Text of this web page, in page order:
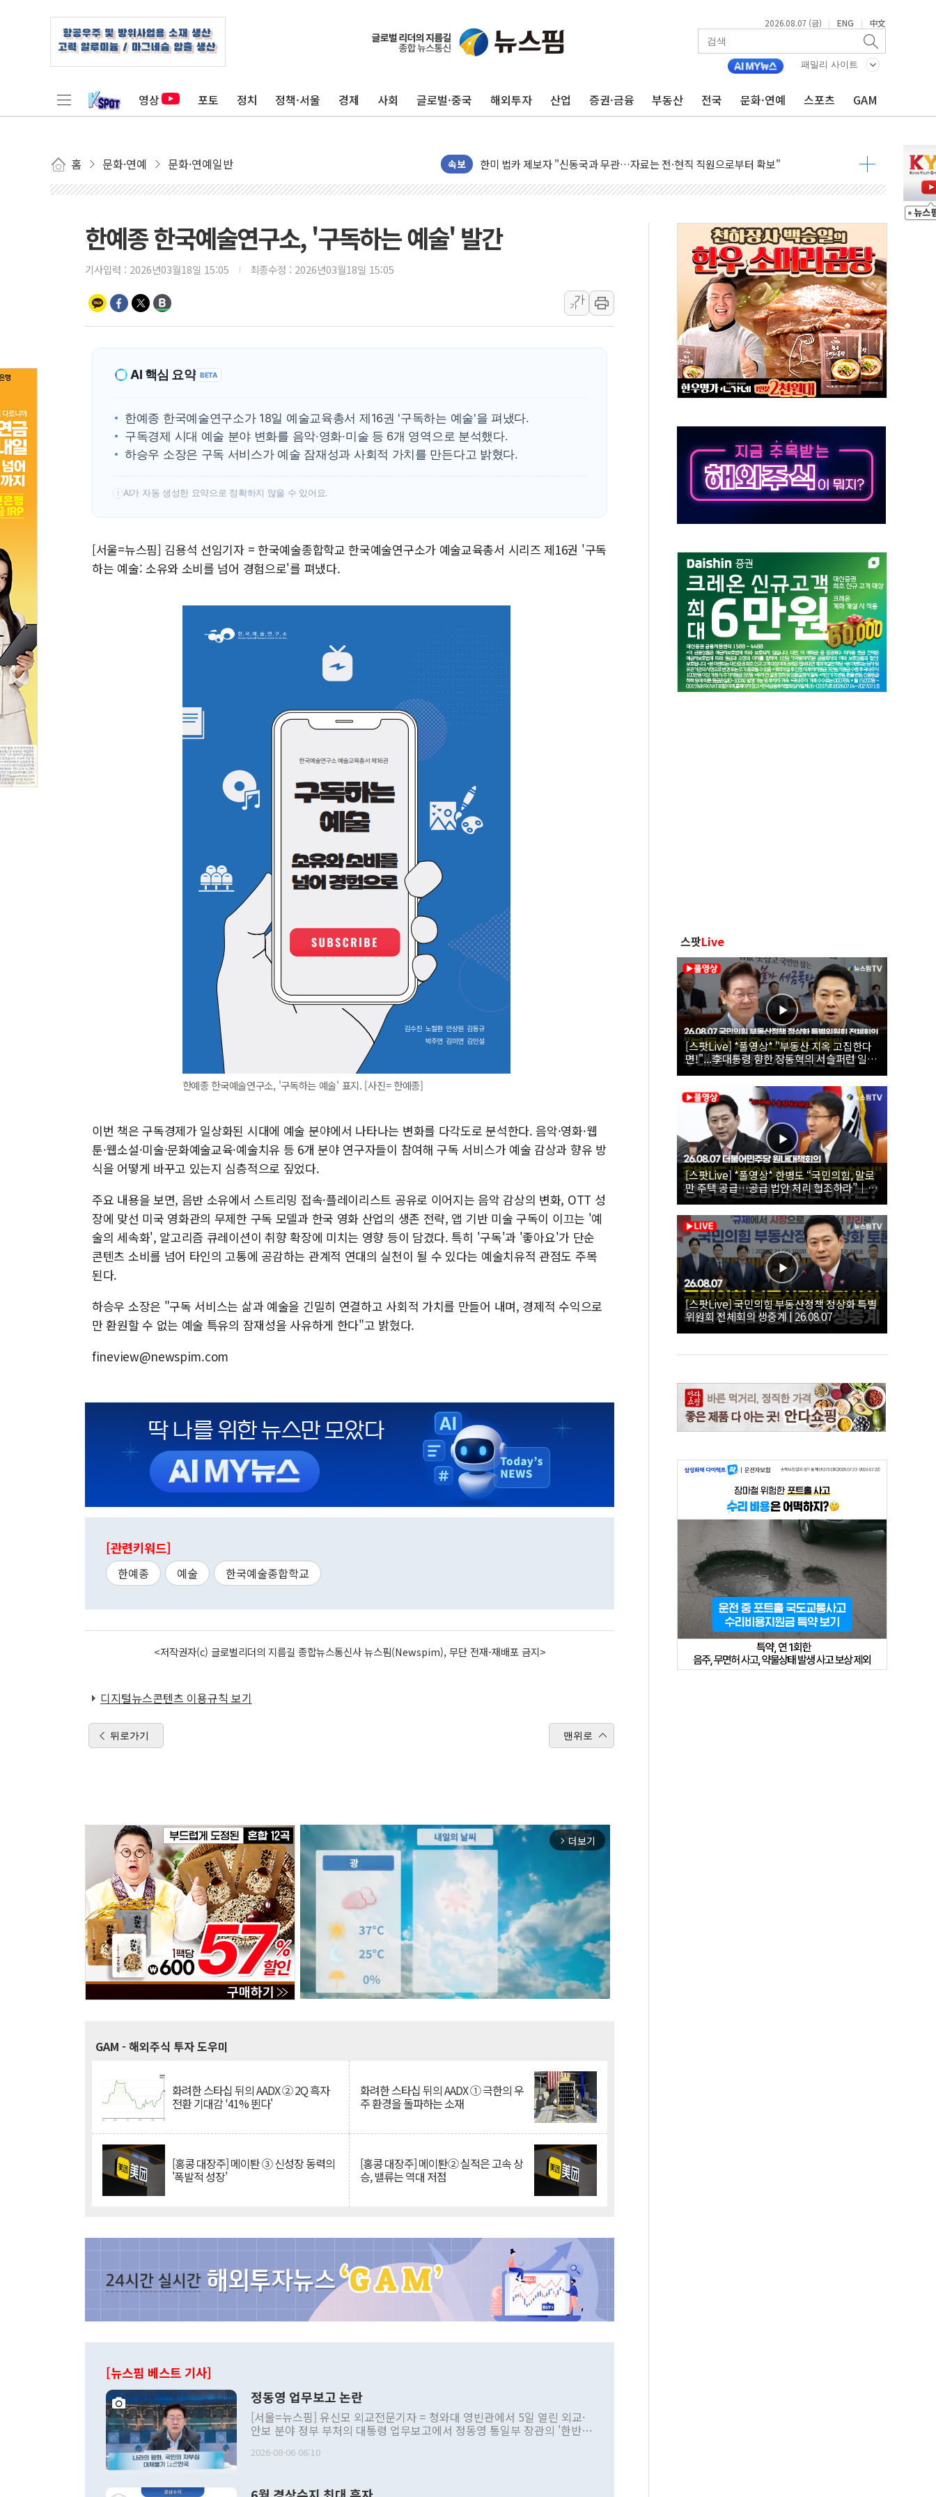
2026.08.07 (금) | ENG | 中文
패밀리 사이트
영상 포토 정치 정책·서울 경제 사회 글로벌·중국 해외투자 산업 증권·금융 부동산 전국 문화·연예 스포츠 GAM
홈 문화·연예 문화·연예일반 속보
[시승기] 공간·승차감 잡은 볼보 EX90…'올 터치'는 호불호
한미 법카 제보자 "신동국과 무관…자료는 전·현직 직원으로부터 확보"
라인게임즈, '콰이어트' 테스트 참가자 3만 명 돌파
네이버, AI 브리핑 도입 후 블로그 창작자 지원 규모 2배 확대
SKT, '8월 월간 럭키 페스타' 실시...휴대폰 결제 최대 6000원 할인
LG헬로비전 '헬로모바일', 교보문고 제휴 전자책 요금제 출시
KTis, 02-114로 카카오 T 택시 호출 서비스
해군1함대 '창설 80주년' 기념식...지역축제 '불금전파, 송정'과 상생
원주시, 첨단의료복합단지 지정 준비 본격화…'AI 데이터 기반 메디테크 혁신허브' 구상
삼척시, 무건리 이끼폭포 생태탐방로 출입 통제
전남광주 화정역 인근 도로 4중 추돌…1명 심정지·5명 부상
청도 문수리 야산서 산불 진화 중...진화헬기 3대 투입
'해병 순직 책임' 임성근 전 사단장 항소심도 징역 3년
헥토이노베이션, 상반기 매출 첫 2000억원 돌파
우리은행, 고창해상풍력에 4000억 금융 지원
민병덕 "오늘 67개 점포 영업 재개...장바구니에 홈플러스 담아달라" 호소
하나금융이 쏘아 올린 CIFO, 금융지주 포용금융 조직개편 신호탄
한예종 한국예술연구소, '구독하는 예술' 발간
기사입력 : 2026년03월18일 15:05 최종수정 : 2026년03월18일 15:05
가
가
AI 핵심 요약 BETA
한예종 한국예술연구소가 18일 예술교육총서 제16권 '구독하는 예술'을 펴냈다.
구독경제 시대 예술 분야 변화를 음악·영화·미술 등 6개 영역으로 분석했다.
하승우 소장은 구독 서비스가 예술 잠재성과 사회적 가치를 만든다고 밝혔다.
! AI가 자동 생성한 요약으로 정확하지 않을 수 있어요.
[서울=뉴스핌] 김용석 선임기자 = 한국예술종합학교 한국예술연구소가 예술교육총서 시리즈 제16권 '구독
하는 예술: 소유와 소비를 넘어 경험으로'를 펴냈다.
한예종 한국예술연구소, '구독하는 예술' 표지. [사진= 한예종]
이번 책은 구독경제가 일상화된 시대에 예술 분야에서 나타나는 변화를 다각도로 분석한다. 음악·영화·웹
툰·웹소설·미술·문화예술교육·예술치유 등 6개 분야 연구자들이 참여해 구독 서비스가 예술 감상과 향유 방
식을 어떻게 바꾸고 있는지 심층적으로 짚었다.
주요 내용을 보면, 음반 소유에서 스트리밍 접속·플레이리스트 공유로 이어지는 음악 감상의 변화, OTT 성
장에 맞선 미국 영화관의 무제한 구독 모델과 한국 영화 산업의 생존 전략, 앱 기반 미술 구독이 이끄는 '예
술의 세속화', 알고리즘 큐레이션이 취향 확장에 미치는 영향 등이 담겼다. 특히 '구독'과 '좋아요'가 단순
콘텐츠 소비를 넘어 타인의 고통에 공감하는 관계적 연대의 실천이 될 수 있다는 예술치유적 관점도 주목
된다.
하승우 소장은 "구독 서비스는 삶과 예술을 긴밀히 연결하고 사회적 가치를 만들어 내며, 경제적 수익으로
만 환원할 수 없는 예술 특유의 잠재성을 사유하게 한다"고 밝혔다.
fineview@newspim.com
[관련키워드]
한예종 예술 한국예술종합학교
<저작권자(c) 글로벌리더의 지름길 종합뉴스통신사 뉴스핌(Newspim), 무단 전재-재배포 금지>
디지털뉴스콘텐츠 이용규칙 보기
뒤로가기 맨위로
arrow_forward_ios 더보기
GAM - 해외주식 투자 도우미
화려한 스타십 뒤의 AADX ② 2Q 흑자
전환 기대감 '41% 뛴다'
화려한 스타십 뒤의 AADX ① 극한의 우
주 환경을 돌파하는 소재
[홍콩 대장주] 메이퇀 ③ 신성장 동력의
'폭발적 성장'
[홍콩 대장주] 메이퇀② 실적은 고속 상
승, 밸류는 역대 저점
[뉴스핌 베스트 기사]
정동영 업무보고 논란
[서울=뉴스핌] 유신모 외교전문기자 = 청와대 영빈관에서 5일 열린 외교·
안보 분야 정부 부처의 대통령 업무보고에서 정동영 통일부 장관의 '한반도
발언 중에는 정부 내 조율을 거치지 않은 사안을 정책으로 추진하겠다고 공
2026-08-06 06:10
스팟Live
[스팟Live] *풀영상* "부동산 지옥 고집한다
면!"...李대통령 향한 장동혁의 서슬퍼런 일갈
| 26.08.07 국민의힘 부동산정책 정상화 특별
위원회 전체회의
[스팟Live] *풀영상* 한병도 “국민의힘, 말로
만 주택 공급…공급 법안 처리 협조하라”｜
26.08.07 더불어민주당 원내대책회의
[스팟Live] 국민의힘 부동산정책 정상화 특별
위원회 전체회의 생중계 | 26.08.07